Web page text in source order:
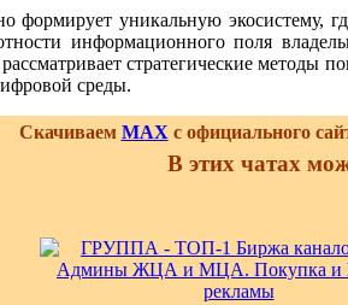
формирует уникальную экосистему,
информационного поля
стратегические
среды.
Скачиваем MAX с официального
В этих чатах